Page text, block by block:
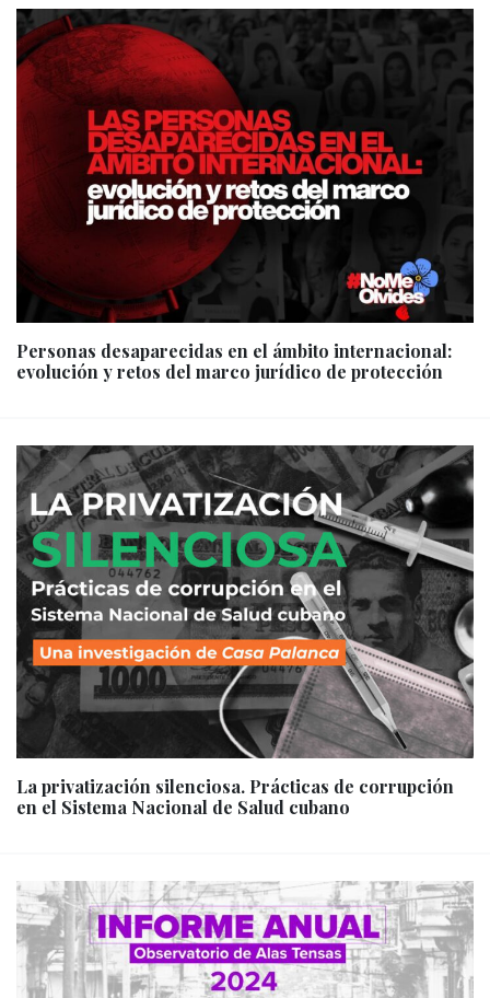
Personas desaparecidas en el ámbito internacional:
evolución y retos del marco jurídico de protección
La privatización silenciosa. Prácticas de corrupción
en el Sistema Nacional de Salud cubano